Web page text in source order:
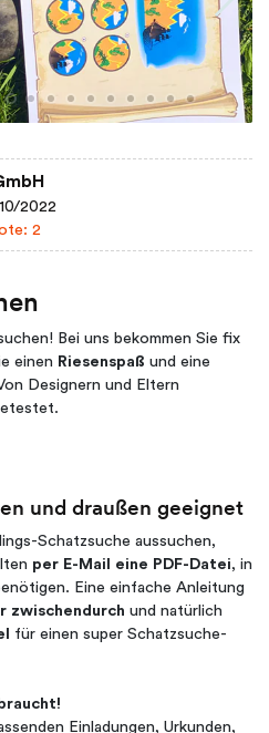
2022
2
Bei uns bekommen Sie fix
einen Riesenspaß und eine
Designern und Eltern
und draußen geeignet
Schatzsuche aussuchen,
per E-Mail eine PDF-Datei, in
Eine einfache Anleitung
zwischendurch und natürlich
für einen super Schatzsuche-
Einladungen, Urkunden,